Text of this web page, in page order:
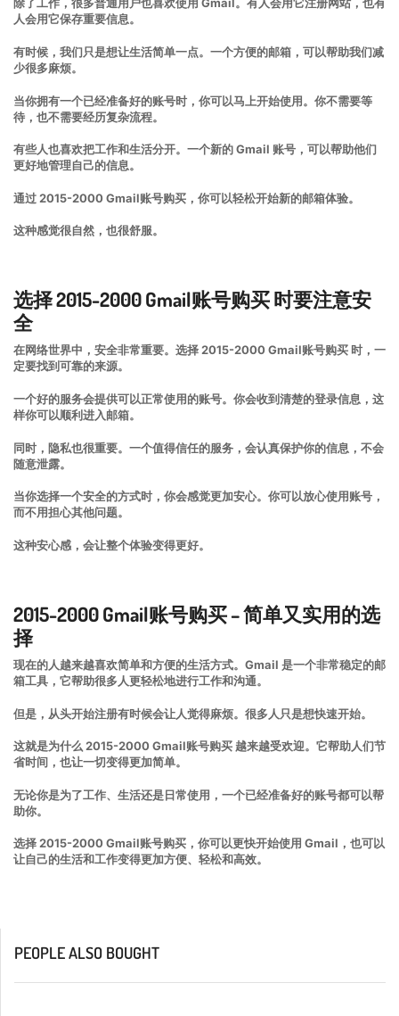
除了工作，很多普通用户也喜欢使用 Gmail。有人会用它注册网站，也有
人会用它保存重要信息。
有时候，我们只是想让生活简单一点。一个方便的邮箱，可以帮助我们减
少很多麻烦。
当你拥有一个已经准备好的账号时，你可以马上开始使用。你不需要等
待，也不需要经历复杂流程。
有些人也喜欢把工作和生活分开。一个新的 Gmail 账号，可以帮助他们
更好地管理自己的信息。
通过 2015-2000 Gmail账号购买，你可以轻松开始新的邮箱体验。
这种感觉很自然，也很舒服。
选择 2015-2000 Gmail账号购买 时要注意安
全
在网络世界中，安全非常重要。选择 2015-2000 Gmail账号购买 时，一
定要找到可靠的来源。
一个好的服务会提供可以正常使用的账号。你会收到清楚的登录信息，这
样你可以顺利进入邮箱。
同时，隐私也很重要。一个值得信任的服务，会认真保护你的信息，不会
随意泄露。
当你选择一个安全的方式时，你会感觉更加安心。你可以放心使用账号，
而不用担心其他问题。
这种安心感，会让整个体验变得更好。
2015-2000 Gmail账号购买 – 简单又实用的选
择
现在的人越来越喜欢简单和方便的生活方式。Gmail 是一个非常稳定的邮
箱工具，它帮助很多人更轻松地进行工作和沟通。
但是，从头开始注册有时候会让人觉得麻烦。很多人只是想快速开始。
这就是为什么 2015-2000 Gmail账号购买 越来越受欢迎。它帮助人们节
省时间，也让一切变得更加简单。
无论你是为了工作、生活还是日常使用，一个已经准备好的账号都可以帮
助你。
选择 2015-2000 Gmail账号购买，你可以更快开始使用 Gmail，也可以
让自己的生活和工作变得更加方便、轻松和高效。
PEOPLE ALSO BOUGHT